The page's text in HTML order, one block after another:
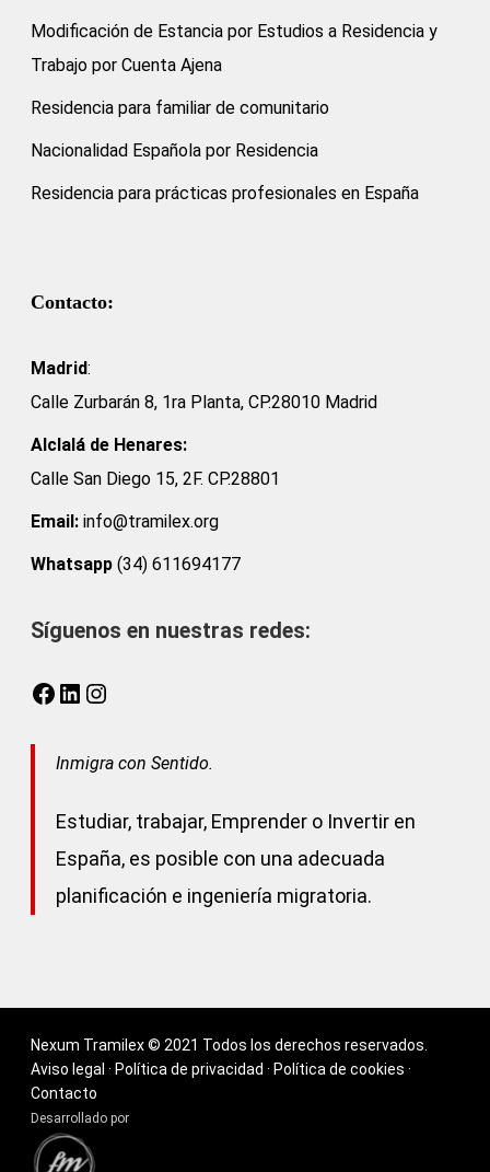
Modificación de Estancia por Estudios a Residencia y
Trabajo por Cuenta Ajena
Residencia para familiar de comunitario
Nacionalidad Española por Residencia
Residencia para prácticas profesionales en España
Contacto:
Madrid:
Calle Zurbarán 8, 1ra Planta, CP.28010 Madrid
Alclalá de Henares:
Calle San Diego 15, 2F. CP.28801
Email: info@tramilex.org
Whatsapp (34) 611694177
Síguenos en nuestras redes:
Facebook
LinkedIn
Inmigra con Sentido.
Estudiar, trabajar, Emprender o Invertir en
España, es posible con una adecuada
planificación e ingeniería migratoria.
Nexum Tramilex © 2021 Todos los derechos reservados.
Aviso legal · Política de privacidad · Política de cookies ·
Contacto
Desarrollado por